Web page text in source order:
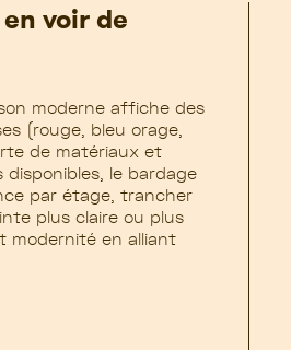
voir de
moderne affiche des
(rouge, bleu orage,
de matériaux et
le bardage
par étage, trancher
plus claire ou plus
modernité en alliant